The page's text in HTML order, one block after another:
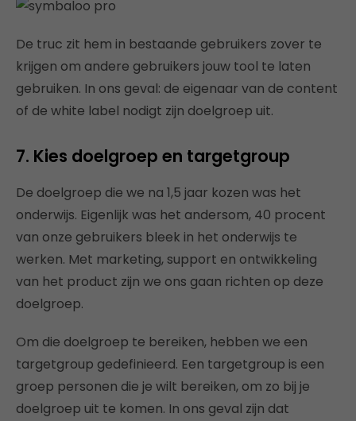
De truc zit hem in bestaande gebruikers zover te
krijgen om andere gebruikers jouw tool te laten
gebruiken. In ons geval: de eigenaar van de content
of de white label nodigt zijn doelgroep uit.
7. Kies doelgroep en targetgroup
De doelgroep die we na 1,5 jaar kozen was het
onderwijs. Eigenlijk was het andersom, 40 procent
van onze gebruikers bleek in het onderwijs te
werken. Met marketing, support en ontwikkeling
van het product zijn we ons gaan richten op deze
doelgroep.
Om die doelgroep te bereiken, hebben we een
targetgroup gedefinieerd. Een targetgroup is een
groep personen die je wilt bereiken, om zo bij je
doelgroep uit te komen. In ons geval zijn dat